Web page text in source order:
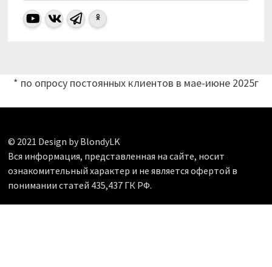
* по опросу постоянных клиентов в мае-июне 2025г
© 2021 Design by BlondyLK
Вся информация, представленная на сайте, носит
ознакомительный характер и не является офертой в
понимании статей 435,437 ГК РФ.